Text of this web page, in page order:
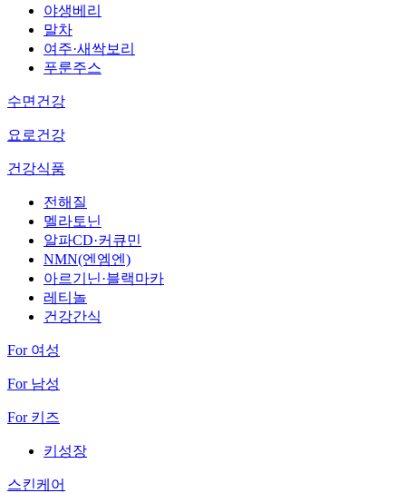
야생베리
말차
여주·새싹보리
푸룬주스
수면건강
요로건강
건강식품
전해질
멜라토닌
알파CD·커큐민
NMN(엔엠엔)
아르기닌·블랙마카
레티놀
건강간식
For 여성
For 남성
For 키즈
키성장
스킨케어